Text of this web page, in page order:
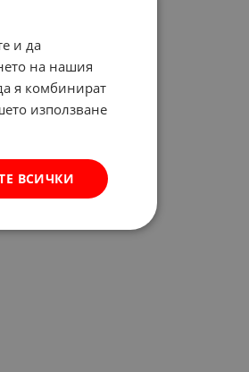
и да
на нашия
я комбинират
използване
ВСИЧКИ